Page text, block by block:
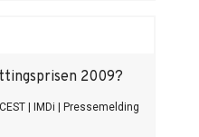
2009?
IMDi Pressemelding